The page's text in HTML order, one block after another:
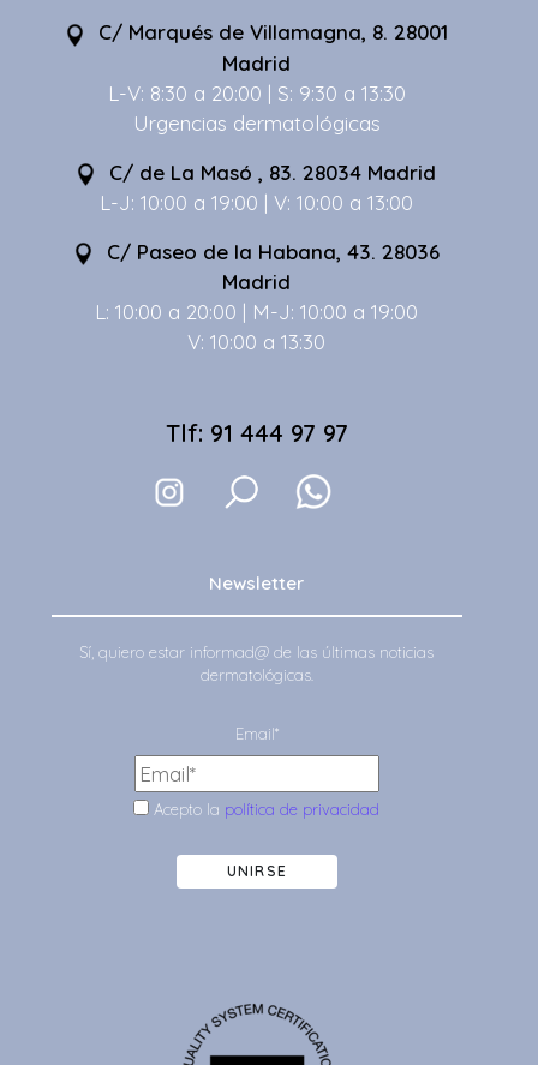
C/ Marqués de Villamagna, 8. 28001
Madrid
L-V: 8:30 a 20:00 | S: 9:30 a 13:30
Urgencias dermatológicas
C/ de La Masó , 83. 28034 Madrid
L-J: 10:00 a 19:00 | V: 10:00 a 13:00
C/ Paseo de la Habana, 43. 28036
Madrid
L: 10:00 a 20:00 | M-J: 10:00 a 19:00
V: 10:00 a 13:30
Tlf: 91 444 97 97
Newsletter
Sí, quiero estar informad@ de las últimas noticias
dermatológicas.
Email*
Acepto la política de privacidad
UNIRSE